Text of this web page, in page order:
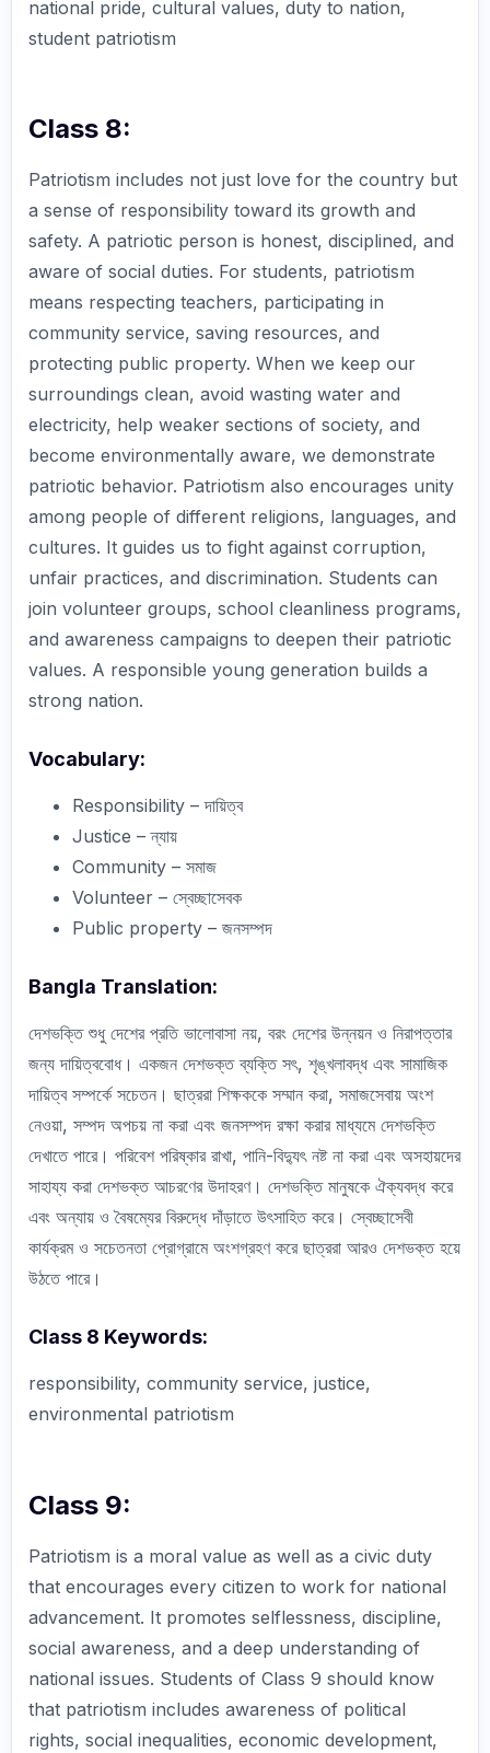
national pride, cultural values, duty to nation,
student patriotism
Class 8:
Patriotism includes not just love for the country but
a sense of responsibility toward its growth and
safety. A patriotic person is honest, disciplined, and
aware of social duties. For students, patriotism
means respecting teachers, participating in
community service, saving resources, and
protecting public property. When we keep our
surroundings clean, avoid wasting water and
electricity, help weaker sections of society, and
become environmentally aware, we demonstrate
patriotic behavior. Patriotism also encourages unity
among people of different religions, languages, and
cultures. It guides us to fight against corruption,
unfair practices, and discrimination. Students can
join volunteer groups, school cleanliness programs,
and awareness campaigns to deepen their patriotic
values. A responsible young generation builds a
strong nation.
Vocabulary:
Responsibility – দায়িত্ব
Justice – ন্যায়
Community – সমাজ
Volunteer – স্বেচ্ছাসেবক
Public property – জনসম্পদ
Bangla Translation:
দেশভক্তি শুধু দেশের প্রতি ভালোবাসা নয়, বরং দেশের উন্নয়ন ও নিরাপত্তার
জন্য দায়িত্ববোধ। একজন দেশভক্ত ব্যক্তি সৎ, শৃঙ্খলাবদ্ধ এবং সামাজিক
দায়িত্ব সম্পর্কে সচেতন। ছাত্ররা শিক্ষককে সম্মান করা, সমাজসেবায় অংশ
নেওয়া, সম্পদ অপচয় না করা এবং জনসম্পদ রক্ষা করার মাধ্যমে দেশভক্তি
দেখাতে পারে। পরিবেশ পরিষ্কার রাখা, পানি-বিদ্যুৎ নষ্ট না করা এবং অসহায়দের
সাহায্য করা দেশভক্ত আচরণের উদাহরণ। দেশভক্তি মানুষকে ঐক্যবদ্ধ করে
এবং অন্যায় ও বৈষম্যের বিরুদ্ধে দাঁড়াতে উৎসাহিত করে। স্বেচ্ছাসেবী
কার্যক্রম ও সচেতনতা প্রোগ্রামে অংশগ্রহণ করে ছাত্ররা আরও দেশভক্ত হয়ে
উঠতে পারে।
Class 8 Keywords:
responsibility, community service, justice,
environmental patriotism
Class 9:
Patriotism is a moral value as well as a civic duty
that encourages every citizen to work for national
advancement. It promotes selflessness, discipline,
social awareness, and a deep understanding of
national issues. Students of Class 9 should know
that patriotism includes awareness of political
rights, social inequalities, economic development,